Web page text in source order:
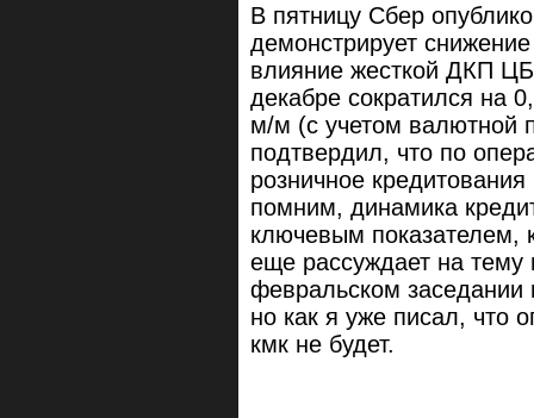
В пятницу Сбер
демонстрирует
влияние жесткой ДКП
декабре сократился на
м/м (с учетом валютной
подтвердил, что по
розничное
помним, динамика
ключевым показателем,
еще рассуждает на
февральском заседании
но как я уже писал, что
кмк не будет.